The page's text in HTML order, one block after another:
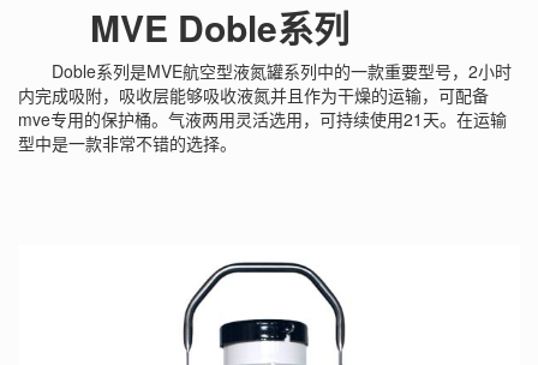
MVE Doble系列
Doble系列是MVE航空型液氮罐系列中的一款重要型号，2小时
内完成吸附，吸收层能够吸收液氮并且作为干燥的运输，可配备
mve专用的保护桶。气液两用灵活选用，可持续使用21天。在运输
型中是一款非常不错的选择。